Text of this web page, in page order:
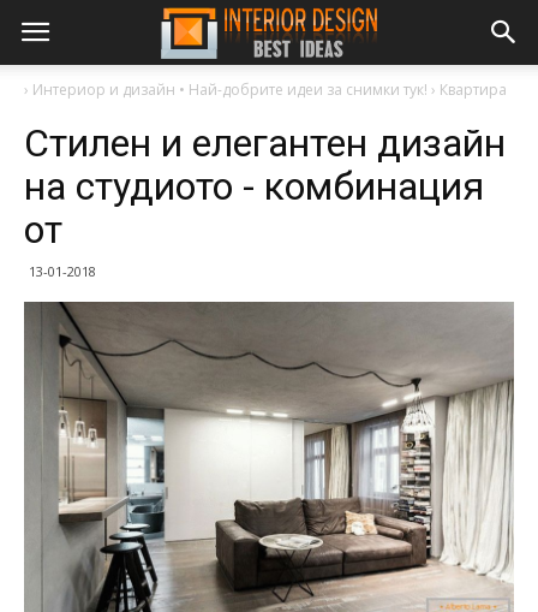
› Интериор и дизайн • Най-добрите идеи за снимки тук! › Квартира
Стилен и елегантен дизайн
на студиото - комбинация
от
13-01-2018